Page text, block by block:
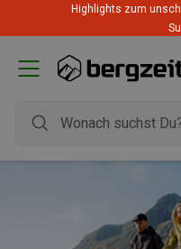
Highlights zum